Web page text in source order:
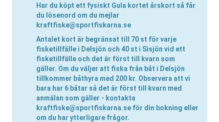
Har du köpt ett fysiskt Gula kortet årskort så får
du lösenord om du mejlar
kraftfiske@sportfiskarna.se
Antalet kort är begränsat till 70 st för varje
fisketillfälle i Delsjön och 40 st i Sisjön vid ett
fisketillfälle och det är först till kvarn som
gäller. Om du väljer att fiska från båt i Delsjön
tillkommer båthyra med 200 kr. Observera att vi
bara har 6 båtar så det är först till kvarn med
anmälan som gäller - kontakta
kraftfiske@sportfiskarna.se för din bokning eller
om du har ytterligare frågor.